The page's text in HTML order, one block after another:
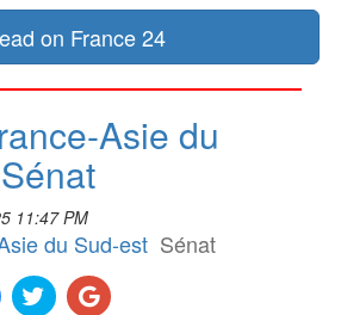
on France 24
Asie du
11:47 PM
du Sud-est Sénat